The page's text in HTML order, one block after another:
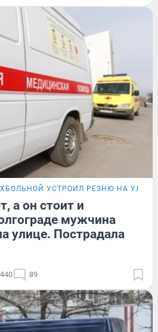
УСТРОИЛ РЕЗНЮ НА УЛИЦЕ
а он стоит и
мужчина
улице. Пострадала
89